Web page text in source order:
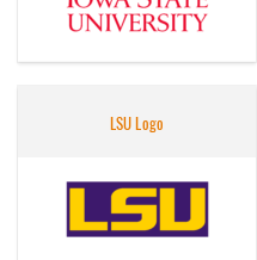
LSU Logo